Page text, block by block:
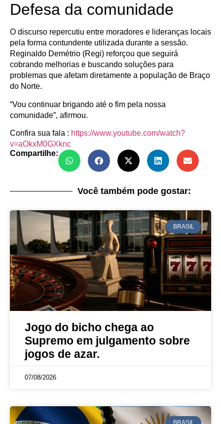
Defesa da comunidade
O discurso repercutiu entre moradores e lideranças locais
pela forma contundente utilizada durante a sessão.
Reginaldo Demétrio (Regi) reforçou que seguirá
cobrando melhorias e buscando soluções para
problemas que afetam diretamente a população de Braço
do Norte.
“Vou continuar brigando até o fim pela nossa
comunidade”, afirmou.
Confira sua fala : https://www.youtube.com/watch?
v=aOkxM0GXknc
Compartilhe:
Você também pode gostar:
BRASIL
Jogo do bicho chega ao
Supremo em julgamento sobre
jogos de azar.
07/08/2026